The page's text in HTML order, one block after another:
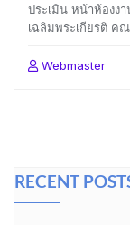
ประเมิน หน้าห้องง
เฉลิมพระเกียรติ ค
Webmaster
RECENT